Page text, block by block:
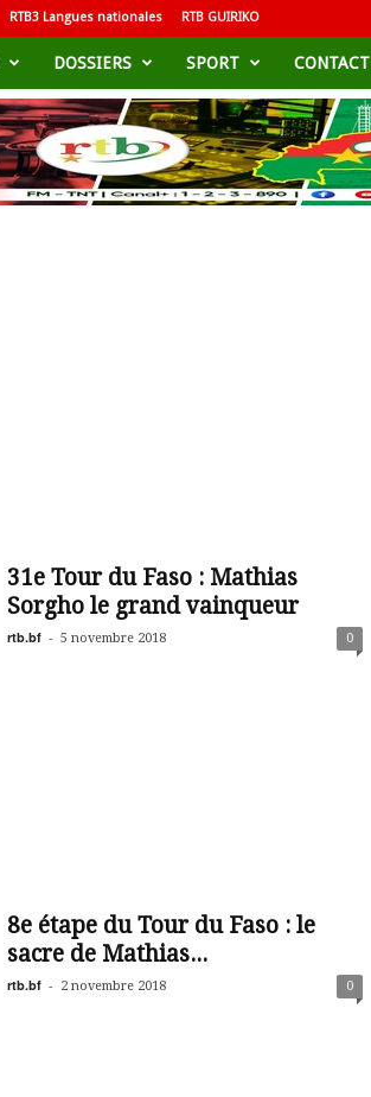
RTB3 Langues nationales RTB GUIRIKO
DOSSIERS SPORT CONTACT
31e Tour du Faso : Mathias
Sorgho le grand vainqueur
rtb.bf - 5 novembre 2018 0
8e étape du Tour du Faso : le
sacre de Mathias...
rtb.bf - 2 novembre 2018 0